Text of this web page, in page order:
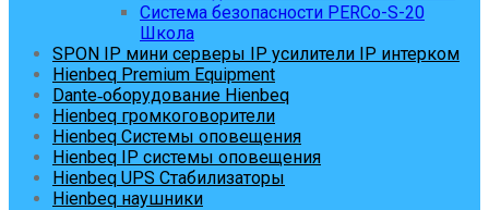
Система безопасности PERCo-S-20
Школа
SPON IP мини серверы IP усилители IP интерком
Hienbeq Premium Equipment
Dante‑оборудование Hienbeq
Hienbeq громкоговорители
Hienbeq Системы оповещения
Hienbeq IP системы оповещения
Hienbeq UPS Стабилизаторы
Hienbeq наушники